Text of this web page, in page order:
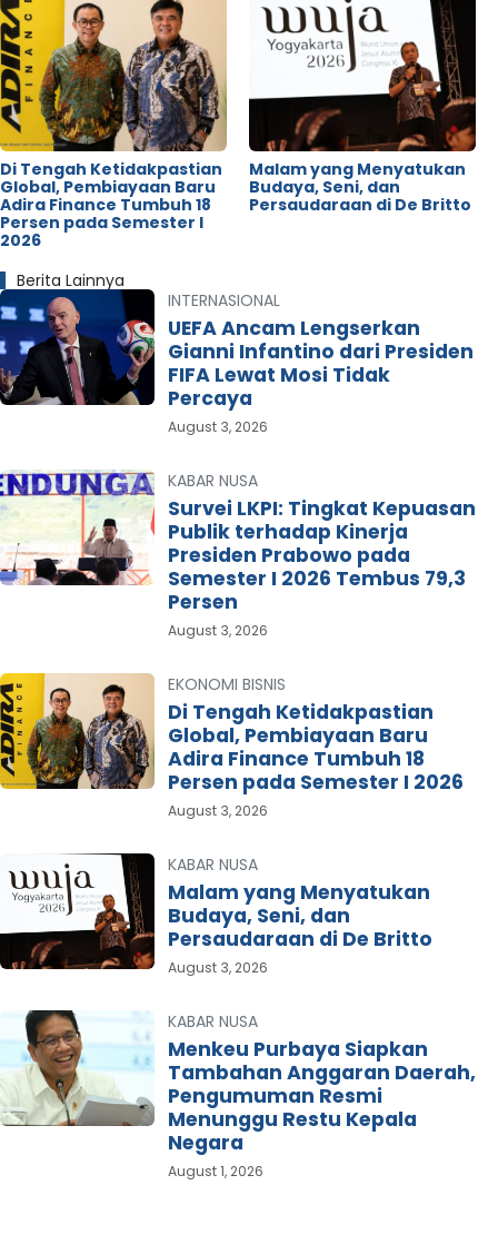
Di Tengah Ketidakpastian
Global, Pembiayaan Baru
Adira Finance Tumbuh 18
Persen pada Semester I
2026
Malam yang Menyatukan
Budaya, Seni, dan
Persaudaraan di De Britto
Berita Lainnya
INTERNASIONAL
UEFA Ancam Lengserkan
Gianni Infantino dari Presiden
FIFA Lewat Mosi Tidak
Percaya
August 3, 2026
KABAR NUSA
Survei LKPI: Tingkat Kepuasan
Publik terhadap Kinerja
Presiden Prabowo pada
Semester I 2026 Tembus 79,3
Persen
August 3, 2026
EKONOMI BISNIS
Di Tengah Ketidakpastian
Global, Pembiayaan Baru
Adira Finance Tumbuh 18
Persen pada Semester I 2026
August 3, 2026
KABAR NUSA
Malam yang Menyatukan
Budaya, Seni, dan
Persaudaraan di De Britto
August 3, 2026
KABAR NUSA
Menkeu Purbaya Siapkan
Tambahan Anggaran Daerah,
Pengumuman Resmi
Menunggu Restu Kepala
Negara
August 1, 2026